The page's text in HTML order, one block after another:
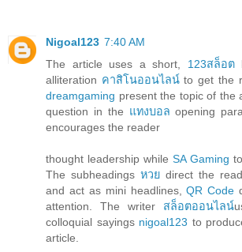
Nigoal123 7:40 AM
The article uses a short, 123สล็อต
alliteration คาสิโนออนไลน์to get the
dreamgaming present the topic of the
question in the แทงบอล opening
encourages the reader
thought leadership while SA Gaming
The subheadings หวย direct the
and act as mini headlines,QR Code
attention. The writer สล็อตออนไลน์
colloquial sayings nigoal123 to
article.